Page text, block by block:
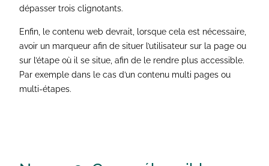
dépasser trois clignotants.
Enfin, le contenu web devrait, lorsque cela est nécessaire,
avoir un marqueur afin de situer l’utilisateur sur la page ou
sur l’étape où il se situe, afin de le rendre plus accessible.
Par exemple dans le cas d’un contenu multi pages ou
multi-étapes.